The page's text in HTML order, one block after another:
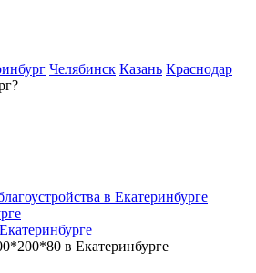
Челябинск Казань Краснодар
в Екатеринбурге
в Екатеринбурге